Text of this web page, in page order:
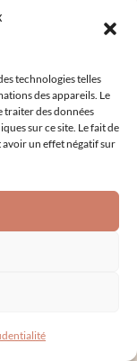
technologies telles
des appareils. Le
traiter des données
sur ce site. Le fait de
un effet négatif sur
de l'Ain.